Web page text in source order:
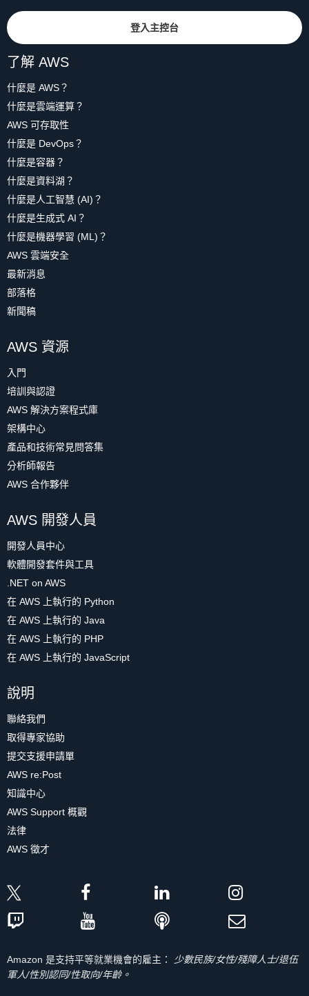
登入主控台
了解 AWS
什麼是 AWS？
什麼是雲端運算？
AWS 可存取性
什麼是 DevOps？
什麼是容器？
什麼是資料湖？
什麼是人工智慧 (AI)？
什麼是生成式 AI？
什麼是機器學習 (ML)？
AWS 雲端安全
最新消息
部落格
新聞稿
AWS 資源
入門
培訓與認證
AWS 解決方案程式庫
架構中心
產品和技術常見問答集
分析師報告
AWS 合作夥伴
AWS 開發人員
開發人員中心
軟體開發套件與工具
.NET on AWS
在 AWS 上執行的 Python
在 AWS 上執行的 Java
在 AWS 上執行的 PHP
在 AWS 上執行的 JavaScript
說明
聯絡我們
取得專家協助
提交支援申請單
AWS re:Post
知識中心
AWS Support 概觀
法律
AWS 徵才
Amazon 是支持平等就業機會的雇主：
少數民族/女性/殘障人士/退伍
軍人/性別認同/性取向/年齡。